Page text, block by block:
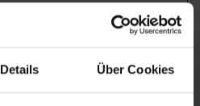
Details Über Cookies
Maximale
Speichert den
1 Jahr